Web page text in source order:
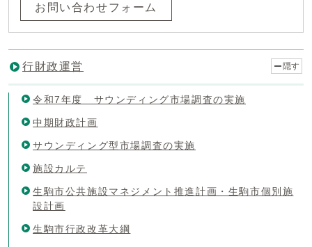
お問い合わせフォーム
行財政運営 隠す
令和7年度 サウンディング市場調査の実施
中期財政計画
サウンディング型市場調査の実施
施設カルテ
生駒市公共施設マネジメント推進計画・生駒市個別施
設計画
生駒市行政改革大綱